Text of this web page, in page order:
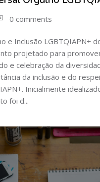
0 comments
e Inclusão LGBTQIAPN+
projetado para
e celebração da
da inclusão e do
Inicialmente
foi d...